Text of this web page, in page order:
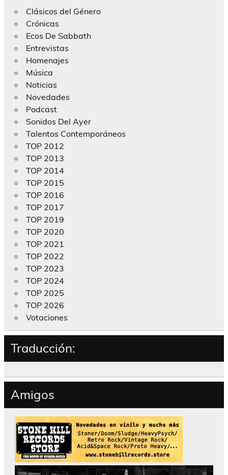
Clásicos del Género
Crónicas
Ecos De Sabbath
Entrevistas
Homenajes
Música
Noticias
Novedades
Podcast
Sonidos Del Ayer
Talentos Contemporáneos
TOP 2012
TOP 2013
TOP 2014
TOP 2015
TOP 2016
TOP 2017
TOP 2019
TOP 2020
TOP 2021
TOP 2022
TOP 2023
TOP 2024
TOP 2025
TOP 2026
Votaciones
Traducción:
Amigos